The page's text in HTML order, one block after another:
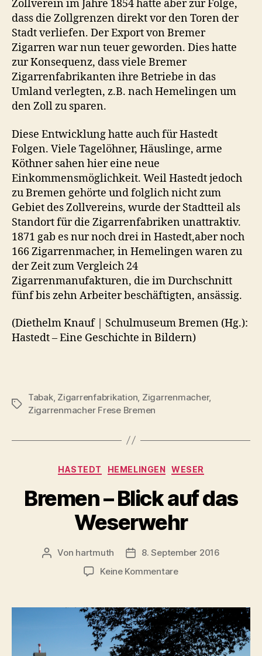
Zollverein im Jahre 1854 hatte aber zur Folge,
dass die Zollgrenzen direkt vor den Toren der
Stadt verliefen. Der Export von Bremer
Zigarren war nun teuer geworden. Dies hatte
zur Konsequenz, dass viele Bremer
Zigarrenfabrikanten ihre Betriebe in das
Umland verlegten, z.B. nach Hemelingen um
den Zoll zu sparen.
Diese Entwicklung hatte auch für Hastedt
Folgen. Viele Tagelöhner, Häuslinge, arme
Köthner sahen hier eine neue
Einkommensmöglichkeit. Weil Hastedt jedoch
zu Bremen gehörte und folglich nicht zum
Gebiet des Zollvereins, wurde der Stadtteil als
Standort für die Zigarrenfabriken unattraktiv.
1871 gab es nur noch drei in Hastedt,aber noch
166 Zigarrenmacher, in Hemelingen waren zu
der Zeit zum Vergleich 24
Zigarrenmanufakturen, die im Durchschnitt
fünf bis zehn Arbeiter beschäftigten, ansässig.
(Diethelm Knauf | Schulmuseum Bremen (Hg.):
Hastedt – Eine Geschichte in Bildern)
Schlagwörter
Tabak, Zigarrenfabrikation Zigarrenmacher,
Zigarrenmacher Frese Bremen
Kategorien
HASTEDT HEMELINGEN WESER
Bremen – Blick auf das
Weserwehr
Beitragsautor
Von hartmuth Veröffentlichungsdatum
8. September 2016
Keine Kommentarezu
Blick
auf
das
Weserwehr